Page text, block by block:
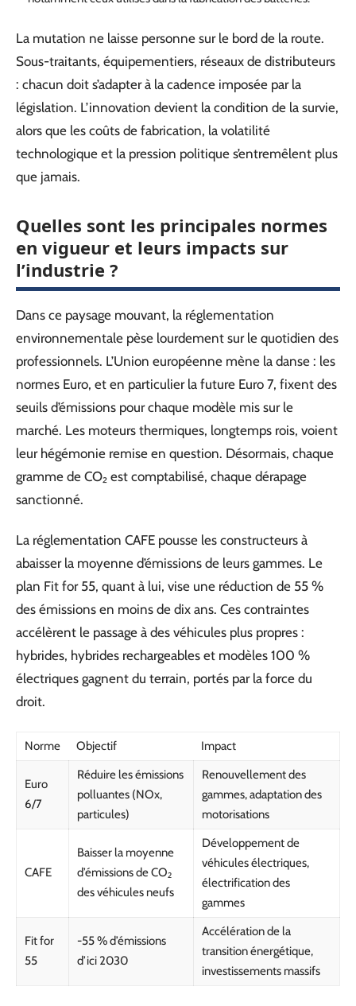
La mutation ne laisse personne sur le bord de la route.
Sous-traitants, équipementiers, réseaux de distributeurs
: chacun doit s’adapter à la cadence imposée par la
législation. L’innovation devient la condition de la survie,
alors que les coûts de fabrication, la volatilité
technologique et la pression politique s’entremêlent plus
que jamais.
Quelles sont les principales normes
en vigueur et leurs impacts sur
l’industrie ?
Dans ce paysage mouvant, la réglementation
environnementale pèse lourdement sur le quotidien des
professionnels. L’Union européenne mène la danse : les
normes Euro, et en particulier la future Euro 7, fixent des
seuils d’émissions pour chaque modèle mis sur le
marché. Les moteurs thermiques, longtemps rois, voient
leur hégémonie remise en question. Désormais, chaque
gramme de CO₂ est comptabilisé, chaque dérapage
sanctionné.
La réglementation CAFE pousse les constructeurs à
abaisser la moyenne d’émissions de leurs gammes. Le
plan Fit for 55, quant à lui, vise une réduction de 55 %
des émissions en moins de dix ans. Ces contraintes
accélèrent le passage à des véhicules plus propres :
hybrides, hybrides rechargeables et modèles 100 %
électriques gagnent du terrain, portés par la force du
droit.
Norme Objectif Impact
Euro
6/7
Réduire les émissions
polluantes (NOx,
particules)
Renouvellement des
gammes, adaptation des
motorisations
CAFE
Baisser la moyenne
d’émissions de CO₂
des véhicules neufs
Développement de
véhicules électriques,
électrification des
gammes
Fit for
55
-55 % d’émissions
d’ici 2030
Accélération de la
transition énergétique,
investissements massifs